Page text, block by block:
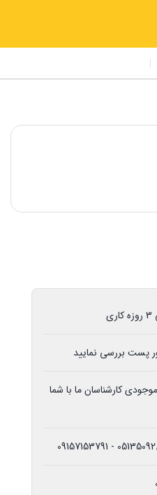
پست بررسی نمایید
کارشناسان ما با شما